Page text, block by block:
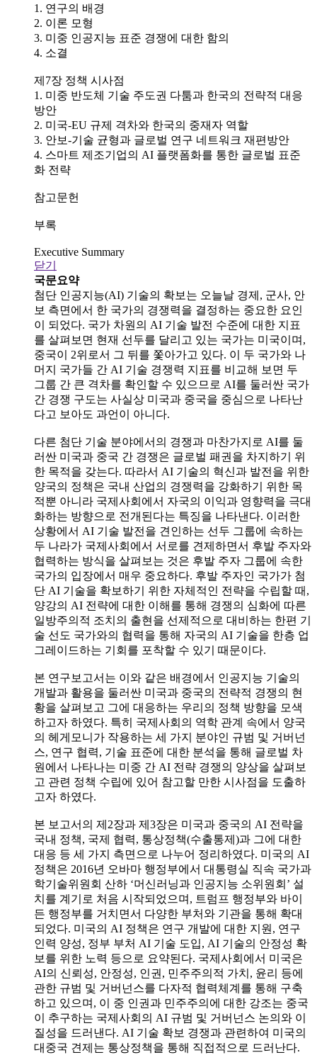
1. 연구의 배경
2. 이론 모형
3. 미중 인공지능 표준 경쟁에 대한 함의
4. 소결
제7장 정책 시사점
1. 미중 반도체 기술 주도권 다툼과 한국의 전략적 대응
방안
2. 미국-EU 규제 격차와 한국의 중재자 역할
3. 안보-기술 균형과 글로벌 연구 네트워크 재편방안
4. 스마트 제조기업의 AI 플랫폼화를 통한 글로벌 표준
화 전략
참고문헌
부록
Executive Summary
닫기
국문요약
첨단 인공지능(AI) 기술의 확보는 오늘날 경제, 군사, 안
보 측면에서 한 국가의 경쟁력을 결정하는 중요한 요인
이 되었다. 국가 차원의 AI 기술 발전 수준에 대한 지표
를 살펴보면 현재 선두를 달리고 있는 국가는 미국이며,
중국이 2위로서 그 뒤를 쫓아가고 있다. 이 두 국가와 나
머지 국가들 간 AI 기술 경쟁력 지표를 비교해 보면 두
그룹 간 큰 격차를 확인할 수 있으므로 AI를 둘러싼 국가
간 경쟁 구도는 사실상 미국과 중국을 중심으로 나타난
다고 보아도 과언이 아니다.
다른 첨단 기술 분야에서의 경쟁과 마찬가지로 AI를 둘
러싼 미국과 중국 간 경쟁은 글로벌 패권을 차지하기 위
한 목적을 갖는다. 따라서 AI 기술의 혁신과 발전을 위한
양국의 정책은 국내 산업의 경쟁력을 강화하기 위한 목
적뿐 아니라 국제사회에서 자국의 이익과 영향력을 극대
화하는 방향으로 전개된다는 특징을 나타낸다. 이러한
상황에서 AI 기술 발전을 견인하는 선두 그룹에 속하는
두 나라가 국제사회에서 서로를 견제하면서 후발 주자와
협력하는 방식을 살펴보는 것은 후발 주자 그룹에 속한
국가의 입장에서 매우 중요하다. 후발 주자인 국가가 첨
단 AI 기술을 확보하기 위한 자체적인 전략을 수립할 때,
양강의 AI 전략에 대한 이해를 통해 경쟁의 심화에 따른
일방주의적 조치의 출현을 선제적으로 대비하는 한편 기
술 선도 국가와의 협력을 통해 자국의 AI 기술을 한층 업
그레이드하는 기회를 포착할 수 있기 때문이다.
본 연구보고서는 이와 같은 배경에서 인공지능 기술의
개발과 활용을 둘러싼 미국과 중국의 전략적 경쟁의 현
황을 살펴보고 그에 대응하는 우리의 정책 방향을 모색
하고자 하였다. 특히 국제사회의 역학 관계 속에서 양국
의 헤게모니가 작용하는 세 가지 분야인 규범 및 거버넌
스, 연구 협력, 기술 표준에 대한 분석을 통해 글로벌 차
원에서 나타나는 미중 간 AI 전략 경쟁의 양상을 살펴보
고 관련 정책 수립에 있어 참고할 만한 시사점을 도출하
고자 하였다.
본 보고서의 제2장과 제3장은 미국과 중국의 AI 전략을
국내 정책, 국제 협력, 통상정책(수출통제)과 그에 대한
대응 등 세 가지 측면으로 나누어 정리하였다. 미국의 AI
정책은 2016년 오바마 행정부에서 대통령실 직속 국가과
학기술위원회 산하 ‘머신러닝과 인공지능 소위원회’ 설
치를 계기로 처음 시작되었으며, 트럼프 행정부와 바이
든 행정부를 거치면서 다양한 부처와 기관을 통해 확대
되었다. 미국의 AI 정책은 연구 개발에 대한 지원, 연구
인력 양성, 정부 부처 AI 기술 도입, AI 기술의 안정성 확
보를 위한 노력 등으로 요약된다. 국제사회에서 미국은
AI의 신뢰성, 안정성, 인권, 민주주의적 가치, 윤리 등에
관한 규범 및 거버넌스를 다자적 협력체계를 통해 구축
하고 있으며, 이 중 인권과 민주주의에 대한 강조는 중국
이 추구하는 국제사회의 AI 규범 및 거버넌스 논의와 이
질성을 드러낸다. AI 기술 확보 경쟁과 관련하여 미국의
대중국 견제는 통상정책을 통해 직접적으로 드러난다.